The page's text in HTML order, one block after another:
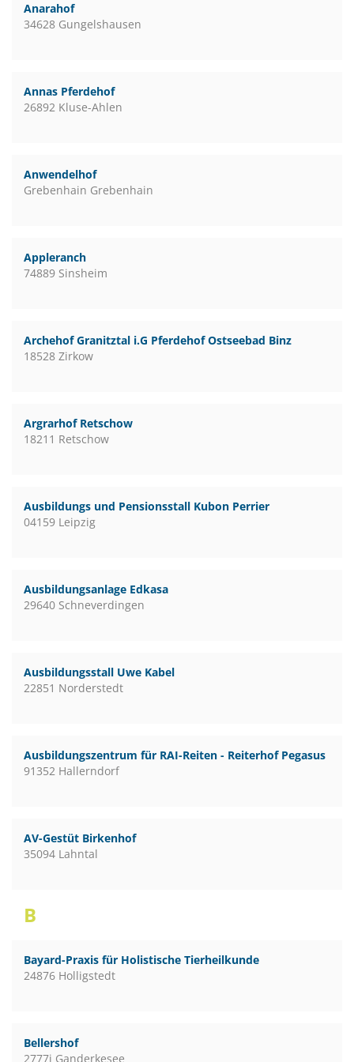
Anarahof
34628 Gungelshausen
Annas Pferdehof
26892 Kluse-Ahlen
Anwendelhof
Grebenhain Grebenhain
Appleranch
74889 Sinsheim
Archehof Granitztal i.G Pferdehof Ostseebad Binz
18528 Zirkow
Argrarhof Retschow
18211 Retschow
Ausbildungs und Pensionsstall Kubon Perrier
04159 Leipzig
Ausbildungsanlage Edkasa
29640 Schneverdingen
Ausbildungsstall Uwe Kabel
22851 Norderstedt
Ausbildungszentrum für RAI-Reiten - Reiterhof Pegasus
91352 Hallerndorf
AV-Gestüt Birkenhof
35094 Lahntal
B
Bayard-Praxis für Holistische Tierheilkunde
24876 Holligstedt
Bellershof
2777i Ganderkesee